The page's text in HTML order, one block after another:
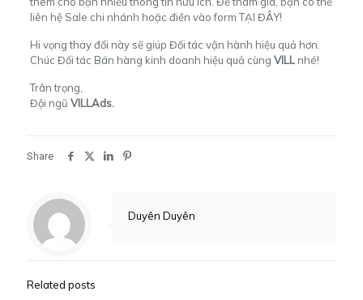
liên hệ Sale chi nhánh hoặc điền vào formTẠI ĐÂY!
Hi vọng thay đổi này sẽ giúp Đối tác vận hành hiệu quả hơn.
Chúc Đối tác Bán hàng kinh doanh hiệu quả cùng VILLnhé!
Trân trọng,
Đội ngũ VILLAds.
Share
Duyên Duyên
Related posts